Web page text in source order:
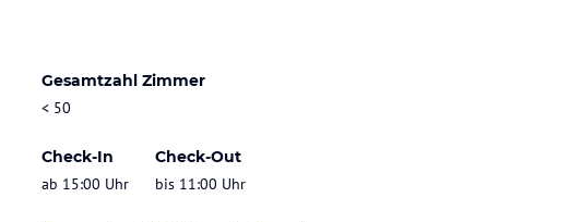
Gesamtzahl Zimmer
< 50
Check-In
ab 15:00 Uhr
Check-Out
bis 11:00 Uhr